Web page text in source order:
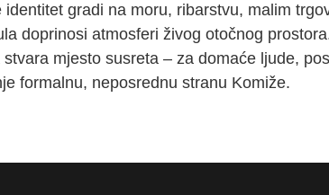
identitet gradi na moru, ribarstvu, malim
doprinosi atmosferi živog otočnog
mjesto susreta – za domaće ljude,
formalnu, neposrednu stranu Komiže.